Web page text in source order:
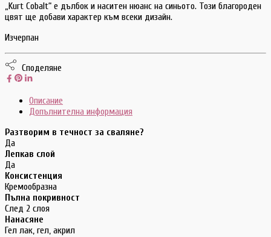
„Kurt Cobalt“ е дълбок и наситен нюанс на синьото. Този благороден
цвят ще добави характер към всеки дизайн.
Изчерпан
Споделяне
Описание
Допълнителна информация
Разтворим в течност за сваляне?
Да
Лепкав слой
Да
Консистенция
Кремообразна
Пълна покривност
След 2 слоя
Нанасяне
Гел лак, гел, акрил